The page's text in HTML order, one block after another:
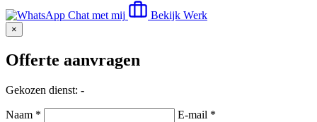
Chat met mij
Bekijk Werk
×
Offerte aanvragen
Gekozen dienst: -
Naam *
E-mail *